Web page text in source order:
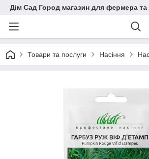
Дім Сад Город магазин для фермера
Товари та послуги Насіння